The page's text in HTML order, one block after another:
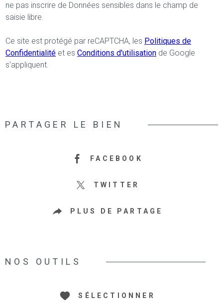
ne pas inscrire de Données sensibles dans le champ de
saisie libre.
Ce site est protégé par reCAPTCHA, les Politiques de
Confidentialité et es Conditions d'utilisation de Google
s'appliquent.
PARTAGER LE BIEN
FACEBOOK
TWITTER
PLUS DE PARTAGE
NOS OUTILS
SÉLECTIONNER